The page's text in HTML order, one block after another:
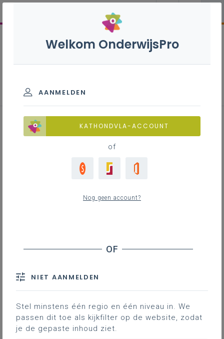
Raadpleeg via de leerplantool of download de
Inspirerend materiaal
Ondersteuning op de klasvloer.
Welkom OnderwijsPro
AANMELDEN
KATHONDVLA-ACCOUNT
of
Nog geen account?
NIET AANMELDEN
Stel minstens één regio en één niveau in. We
passen dit toe als kijkfilter op de website, zodat
je de gepaste inhoud ziet.